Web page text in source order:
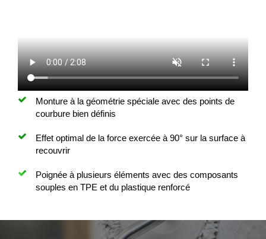
Monture à la géométrie spéciale avec des points de
courbure bien définis
Effet optimal de la force exercée à 90° sur la surface à
recouvrir
Poignée à plusieurs éléments avec des composants
souples en TPE et du plastique renforcé